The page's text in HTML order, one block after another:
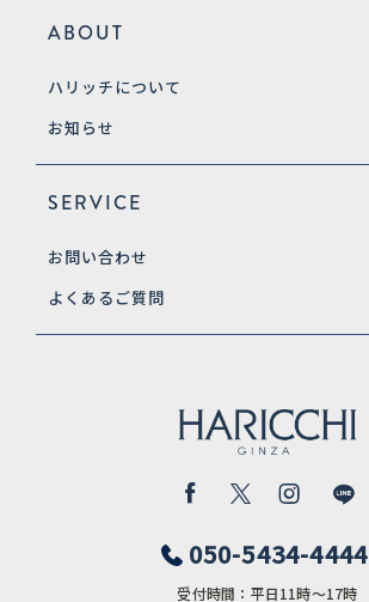
050-5434-4444
受付時間：平日11時〜17時
ABOUT
ハリッチについて
お知らせ
SERVICE
お問い合わせ
よくあるご質問